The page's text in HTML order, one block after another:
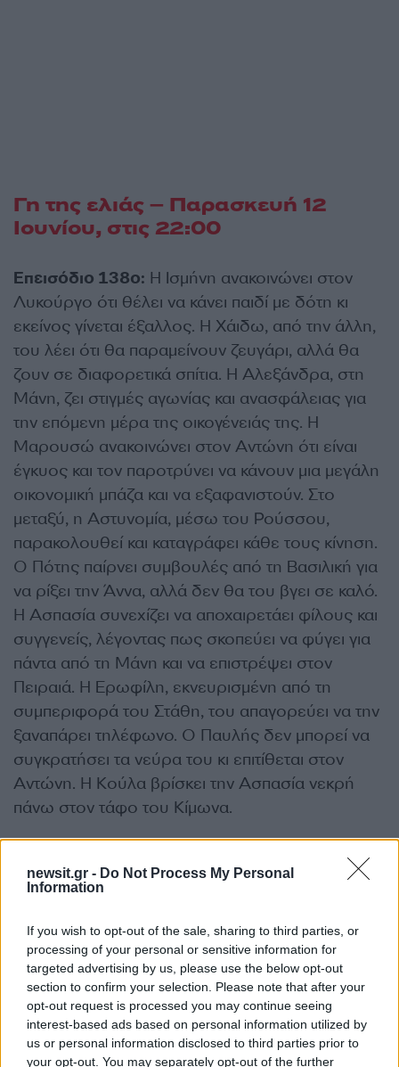
newsit.gr - Do Not Process My Personal
Information
If you wish to opt-out of the sale, sharing to third parties, or
processing of your personal or sensitive information for
targeted advertising by us, please use the below opt-out
section to confirm your selection. Please note that after your
opt-out request is processed you may continue seeing
interest-based ads based on personal information utilized by
us or personal information disclosed to third parties prior to
your opt-out. You may separately opt-out of the further
Γη της ελιάς – Παρασκευή 12
Ιουνίου, στις 22:00
Επεισόδιο 138ο: Η Ισμήνη ανακοινώνει στον
Λυκούργο ότι θέλει να κάνει παιδί με δότη κι
εκείνος γίνεται έξαλλος. Η Χάιδω, από την άλλη,
του λέει ότι θα παραμείνουν ζευγάρι, αλλά θα
ζουν σε διαφορετικά σπίτια. Η Αλεξάνδρα, στη
Μάνη, ζει στιγμές αγωνίας και ανασφάλειας για
την επόμενη μέρα της οικογένειάς της. Η
Μαρουσώ ανακοινώνει στον Αντώνη ότι είναι
έγκυος και τον παροτρύνει να κάνουν μια μεγάλη
οικονομική μπάζα και να εξαφανιστούν. Στο
μεταξύ, η Αστυνομία, μέσω του Ρούσσου,
παρακολουθεί και καταγράφει κάθε τους κίνηση.
Ο Πότης παίρνει συμβουλές από τη Βασιλική για
να ρίξει την Άννα, αλλά δεν θα του βγει σε καλό.
Η Ασπασία συνεχίζει να αποχαιρετάει φίλους και
συγγενείς, λέγοντας πως σκοπεύει να φύγει για
πάντα από τη Μάνη και να επιστρέψει στον
Πειραιά. Η Ερωφίλη, εκνευρισμένη από τη
συμπεριφορά του Στάθη, του απαγορεύει να την
ξαναπάρει τηλέφωνο. Ο Παυλής δεν μπορεί να
συγκρατήσει τα νεύρα του κι επιτίθεται στον
Αντώνη. Η Κούλα βρίσκει την Ασπασία νεκρή
πάνω στον τάφο του Κίμωνα.
Συντελεστές
Σκηνοθεσία: Αντρέας Γεωργίου
Σενάριο:Βάνα Δημητρίου
Με τονΓιώργο Παρτσαλάκη